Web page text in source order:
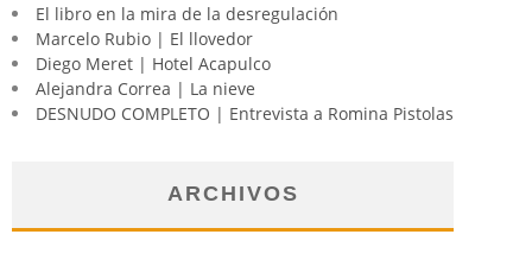
El libro en la mira de la desregulación
Marcelo Rubio | El llovedor
Diego Meret | Hotel Acapulco
Alejandra Correa | La nieve
DESNUDO COMPLETO | Entrevista a Romina Pistolas
ARCHIVOS